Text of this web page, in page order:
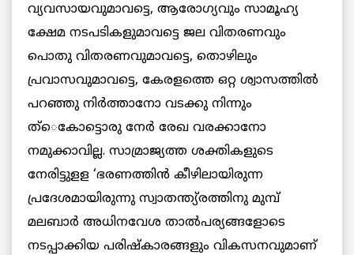
വ്യവസായവുമാവട്ടെ, ആരോഗ്യവും സാമൂഹ്യ
ക്ഷേമ നടപടികളുമാവട്ടെ ജല വിതരണവും
പൊതു വിതരണവുമാവട്ടെ, തൊഴിലും
പ്രവാസവുമാവട്ടെ, കേരളത്തെ ഒറ്റ ശ്വാസത്തില്‍
പറഞ്ഞു നിര്‍ത്താനോ വടക്കു നിന്നും
ത്െകോട്ടൊരു നേര്‍ രേഖ വരക്കാനോ
നമുക്കാവില്ല. സാമ്രാജ്യത്ത ശക്തികളുടെ
നേരിട്ടുളള ‘ഭരണത്തിന്‍ കീഴിലായിരുന്ന
പ്രദേശമായിരുന്നു സ്വാതന്ത്യ്രത്തിനു മുമ്പ്
മലബാര്‍ അധിനവേശ താല്‍പര്യങ്ങളോടെ
നടപ്പാക്കിയ പരിഷ്കാരങ്ങളും വികസനവുമാണ്